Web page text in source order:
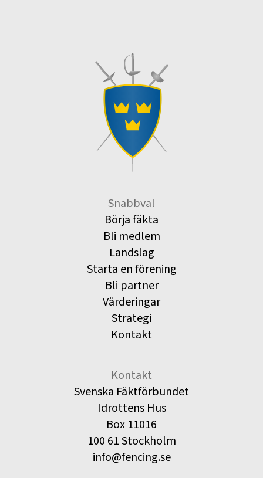
Snabbval
Börja fäkta
Bli medlem
Landslag
Starta en förening
Bli partner
Värderingar
Strategi
Kontakt
Kontakt
Svenska Fäktförbundet
Idrottens Hus
Box 11016
100 61 Stockholm
info@fencing.se